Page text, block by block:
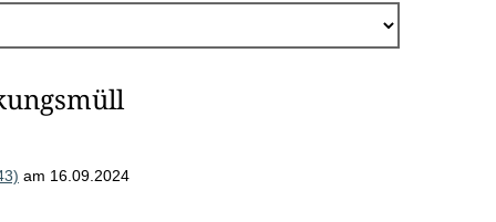
am 16.09.2024